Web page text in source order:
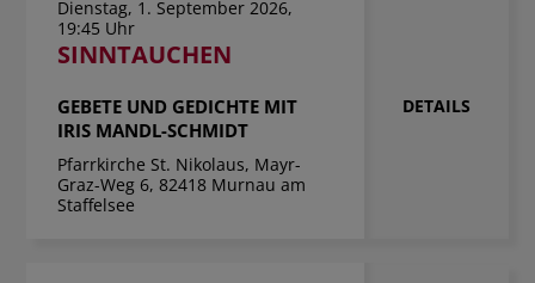
Dienstag, 1. September 2026,
19:45 Uhr
SINNTAUCHEN
GEBETE UND GEDICHTE MIT
IRIS MANDL-SCHMIDT
Pfarrkirche St. Nikolaus, Mayr-
Graz-Weg 6, 82418 Murnau am
Staffelsee
DETAILS